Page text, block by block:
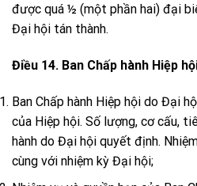
được quá ½ (một phần hai) đại
Đại hội tán thành.
Điều 14. Ban Chấp hành Hiệp
Ban Chấp hành Hiệp hội do Đại
của Hiệp hội. Số lượng, cơ cấu,
hành do Đại hội quyết định.
cùng với nhiệm kỳ Đại hội;